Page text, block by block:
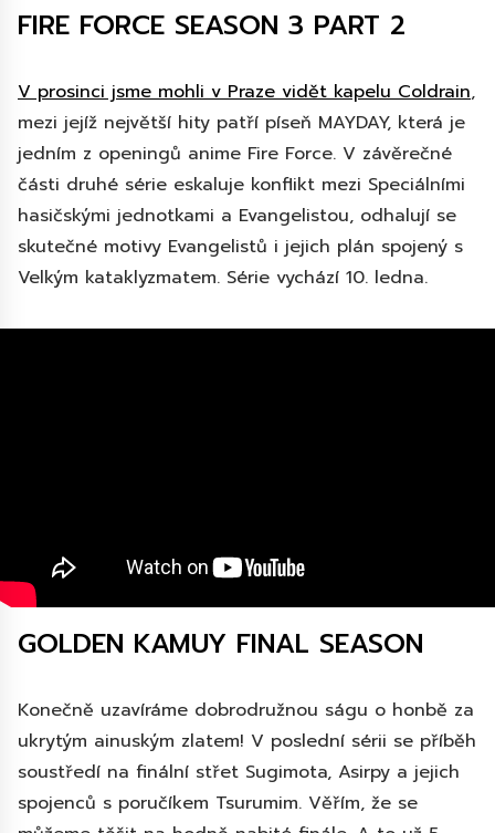
FIRE FORCE SEASON 3 PART 2
V prosinci jsme mohli v Praze vidět kapelu Coldrain,
mezi jejíž největší hity patří píseň MAYDAY, která je
jedním z openingů anime Fire Force. V závěrečné
části druhé série eskaluje konflikt mezi Speciálními
hasičskými jednotkami a Evangelistou, odhalují se
skutečné motivy Evangelistů i jejich plán spojený s
Velkým kataklyzmatem. Série vychází 10. ledna.
GOLDEN KAMUY FINAL SEASON
Konečně uzavíráme dobrodružnou ságu o honbě za
ukrytým ainuským zlatem! V poslední sérii se příběh
soustředí na finální střet Sugimota, Asirpy a jejich
spojenců s poručíkem Tsurumim. Věřím, že se